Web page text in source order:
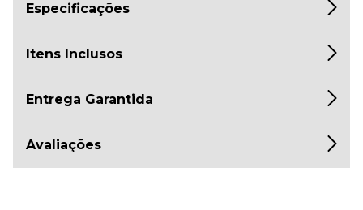
Especificações
Itens Inclusos
Entrega Garantida
Avaliações